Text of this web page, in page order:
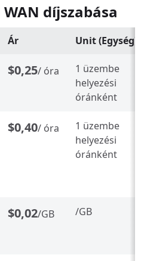
díjszabása
Ár Unit (Egység)
$0,25/ óra
1 üzembe
helyezési
óránként
$0,40/ óra
1 üzembe
helyezési
óránként
$0,02/GB /GB